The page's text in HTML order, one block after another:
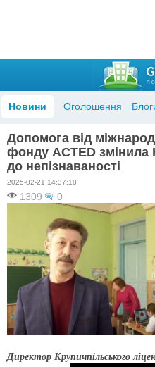
Новини Оголошення
Допомога від
фонду ACTED змінила
до непізнаваності
2025-02-21 14:37:18
1309 0
Директор Крупичпільського